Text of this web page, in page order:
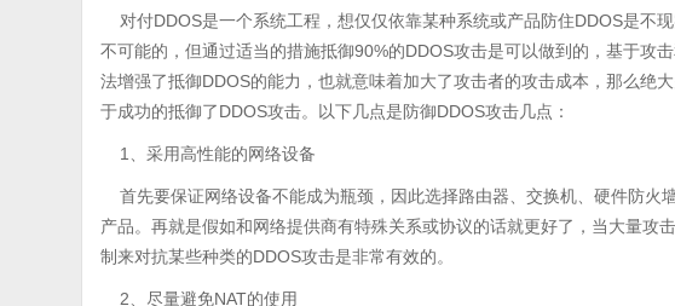
对付DDOS是一个系统工程，想仅仅依靠某种系统或产品防住DDOS是不
不可能的，但通过适当的措施抵御90%的DDOS攻击是可以做到的，基于攻
法增强了抵御DDOS的能力，也就意味着加大了攻击者的攻击成本，那么绝
于成功的抵御了DDOS攻击。以下几点是防御DDOS攻击几点：
1、采用高性能的网络设备
首先要保证网络设备不能成为瓶颈，因此选择路由器、交换机、硬件防火
产品。再就是假如和网络提供商有特殊关系或协议的话就更好了，当大量攻
制来对抗某些种类的DDOS攻击是非常有效的。
2、尽量避免NAT的使用